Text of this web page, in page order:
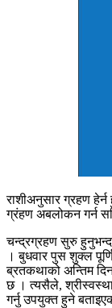
राशीअनुसार ग्रहण
ग्रंहण अबलोकन गर्न
चन्द्रग्रहण सुरु
। बुधवार पुस शुक्ल
ब्रतकथाको अन्तिम
छ । त्यसैले,
गर्नु उपयुक्त हुने